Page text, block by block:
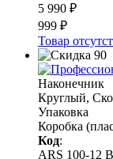
5 990 ₽
999 ₽
Товар
Наконечник
Круглый,
Упаковка
Коробка
Код:
ARS 100-12